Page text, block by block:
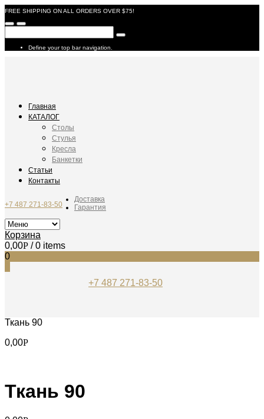
FREE SHIPPING ON ALL ORDERS OVER $75!
Define your top bar navigation.
Главная
КАТАЛОГ
Столы
Стулья
Кресла
Банкетки
Статьи
Контакты
+7 487 271-83-50
Доставка
Гарантия
Корзина
0,00Р / 0 items
0
+7 487 271-83-50
Ткань 90
0,00Р
Ткань 90